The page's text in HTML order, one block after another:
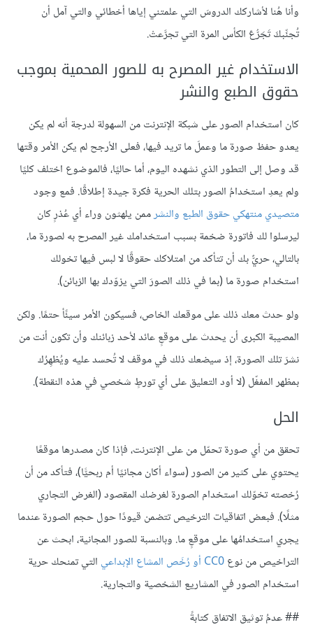
وأنا هُنا لأشاركك الدروسَ التي علمتني إياها أخطائي والتي آمل أن
تُجنِّبكَ تَجَرُّعَ الكأس المرة التي تجرَّعتْ.
الاستخدام غير المصرح به للصور المحمية بموجب
حقوق الطبع والنشر
كان استخدام الصور على شبكة الإنترنت من السهولة لدرجة أنه لم يكن
يعدو حفظ صورة ما وعملَ ما تريد فيها، فعلى الأرجح لم يكن الأمر وقتها
قد وصل إلى التطور الذي نشهده اليوم، أما حاليًا، فالموضوع اختلف كليًا
ولم يعدِ استخدامُ الصور بتلك الحرية فكرة جيدة إطلاقًا. فمع وجود
متصيدي منتهكي حقوق الطبع والنشرممن يلهثون وراء أي عُذرٍ كان
ليرسلوا لك فاتورة ضخمة بسبب استخدامك غير المصرح به لصورة ما،
بالتالي، حريٌّ بك أن تتأكد من امتلاكك حقوقًا لا لبس فيها تخولك
استخدام صورة ما (بما في ذلك الصورَ التي يزوّدك بها الزبائن).
ولو حدث معك ذلك على موقعك الخاص، فسيكون الأمر سيئًأ حتمًا. ولكن
المصيبة الكبرى أن يحدث على موقعٍ عائد لأحد زبائنك وأن تكون أنت من
نشرَ تلك الصورة، إذ سيضعك ذلك في موقف لا تُحسد عليه ويُظهِرُك
بمظهر المفغّل (لا أود التعليق على أي تورطٍ شخصي في هذه النقطة).
الحل
تحقق من أي صورة تحمّل من على الإنترنت، فإذا كان مصدرها موقعًا
يحتوي على كثير من الصور (سواء أكان مجانيًا أم ربحيًّا)، فتأكد من أن
رُخصته تخوّلك استخدام الصورة لغرضك المقصود (الغرض التجاري
مثلًا). فبعض اتفاقيات الترخيص تتضمن قيودًا حول حجم الصورة عندما
يجري استخدامُها على موقعٍ ما. وبالنسبة للصور المجانية، ابحث عن
التراخيص من نوعCC0 أو رُخَص المشاع الإبداعي
التي تمنحك حرية
استخدام الصور في المشاريع الشخصية والتجارية.
## عدمُ توثيق الاتفاق كتابةً